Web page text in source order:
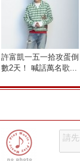
許富凱一五一拾攻蛋倒
數2天！ 喊話萬名歌...